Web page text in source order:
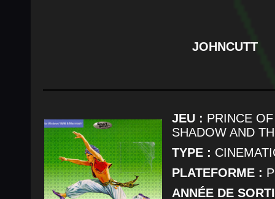
JOHNCUTT
JEU : PRINCE
SHADOW AND
TYPE :
PLATEFORME :
ANNÉE DE